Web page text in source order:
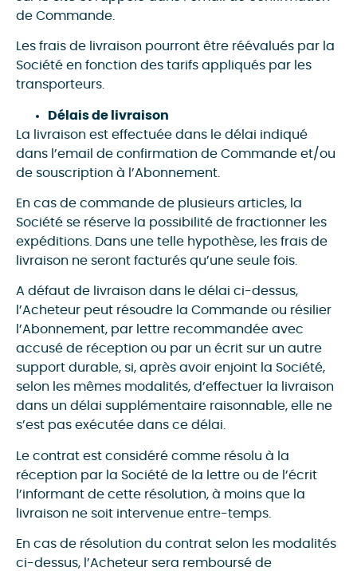
de Commande.
Les frais de livraison pourront être réévalués par la
Société en fonction des tarifs appliqués par les
transporteurs.
Délais de livraison
La livraison est effectuée dans le délai indiqué
dans l’email de confirmation de Commande et/ou
de souscription à l’Abonnement.
En cas de commande de plusieurs articles, la
Société se réserve la possibilité de fractionner les
expéditions. Dans une telle hypothèse, les frais de
livraison ne seront facturés qu’une seule fois.
A défaut de livraison dans le délai ci-dessus,
l’Acheteur peut résoudre la Commande ou résilier
l’Abonnement, par lettre recommandée avec
accusé de réception ou par un écrit sur un autre
support durable, si, après avoir enjoint la Société,
selon les mêmes modalités, d’effectuer la livraison
dans un délai supplémentaire raisonnable, elle ne
s’est pas exécutée dans ce délai.
Le contrat est considéré comme résolu à la
réception par la Société de la lettre ou de l’écrit
l’informant de cette résolution, à moins que la
livraison ne soit intervenue entre-temps.
En cas de résolution du contrat selon les modalités
ci-dessus, l’Acheteur sera remboursé de